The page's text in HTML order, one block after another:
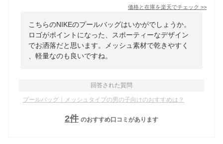
価格と在庫を楽天でチェック >>
こちらのNIKEのプールバッグはいかがでしょうか。
ロゴがポイントになった、スポーティーなデザイン
でお洒落だと思います。メッシュ素材で乾きやすく
、軽量なのも良いですね。
回答された質問
プールバッグ｜メッシュタイプの男の子向けのおすすめは？
2件 のおすすめ口コミがあります